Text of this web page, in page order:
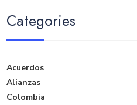
Categories
Acuerdos
Alianzas
Colombia